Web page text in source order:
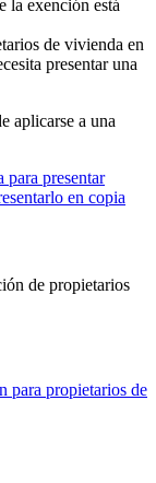
la exención está
de vivienda en
presentar una
aplicarse a una
presentar
en copia
de propietarios
para propietarios de